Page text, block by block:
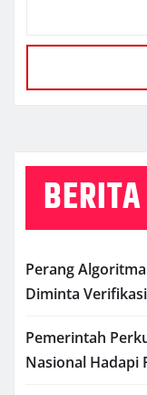
Perang
Diminta
Pemerintah
Nasional Hadapi